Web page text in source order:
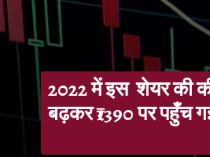
2022 में इस शेयर की
बढ़कर ₹1390 पर पहुँच